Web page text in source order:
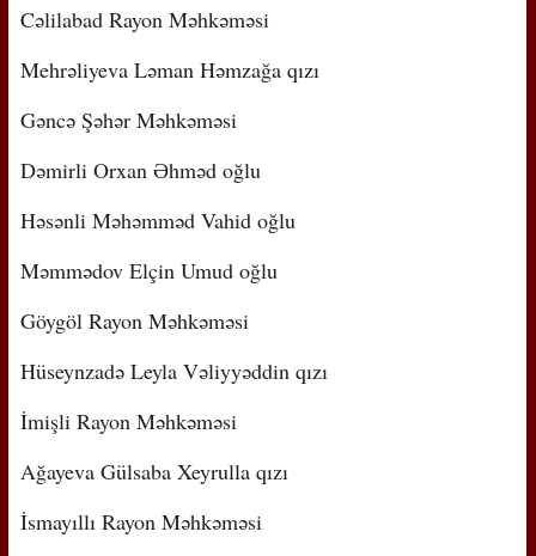
Cəlilabad Rayon Məhkəməsi
Mehrəliyeva Ləman Həmzağa qızı
Gəncə Şəhər Məhkəməsi
Dəmirli Orxan Əhməd oğlu
Həsənli Məhəmməd Vahid oğlu
Məmmədov Elçin Umud oğlu
Göygöl Rayon Məhkəməsi
Hüseynzadə Leyla Vəliyyəddin qızı
İmişli Rayon Məhkəməsi
Ağayeva Gülsaba Xeyrulla qızı
İsmayıllı Rayon Məhkəməsi